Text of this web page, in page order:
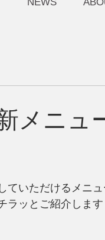
メニュ
いただけるメニュ
ラッとご紹介します